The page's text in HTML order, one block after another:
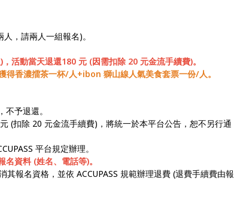
，請兩人一組報名)。
活動當天退還180 元 (因需扣除 20 元金流手續費)。
香濃擂茶一杯/人+ibon 獅山線人氣美食套票一份/人。
予退還。
(扣除 20 元金流手續費)，將統一於本平台公告，恕不另行通
平台規定辦理。
資料 (姓名、電話等)。
其報名資格，並依 ACCUPASS 規範辦理退費 (退費手續費由報